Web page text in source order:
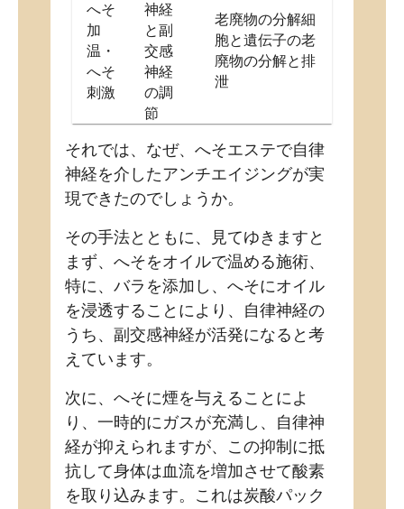
へそ
加
温・
へそ
刺激
神経
と副
交感
神経
の調
節
老廃物の分解細
胞と遺伝子の老
廃物の分解と排
泄
それでは、なぜ、へそエステで自律
神経を介したアンチエイジングが実
現できたのでしょうか。
その手法とともに、見てゆきますと
まず、へそをオイルで温める施術、
特に、バラを添加し、へそにオイル
を浸透することにより、自律神経の
うち、副交感神経が活発になると考
えています。
次に、へそに煙を与えることによ
り、一時的にガスが充満し、自律神
経が抑えられますが、この抑制に抵
抗して身体は血流を増加させて酸素
を取り込みます。これは炭酸パック